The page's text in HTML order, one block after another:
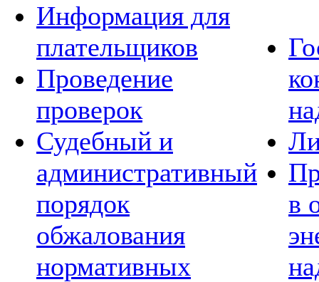
Информация для
плательщиков
Проведение
проверок
Судебный и
административный
порядок
обжалования
нормативных
в